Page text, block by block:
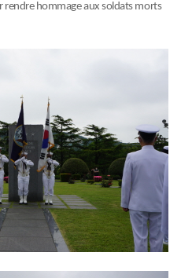
rendre hommage aux soldats morts